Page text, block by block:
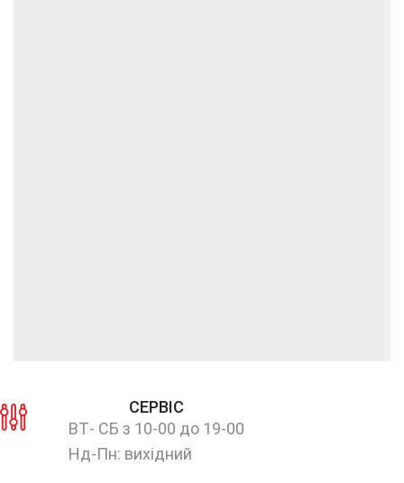
СЕРВІС
ВТ- СБ з 10-00 до 19-00
Нд-Пн: вихідний